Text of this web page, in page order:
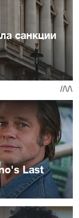
санкции